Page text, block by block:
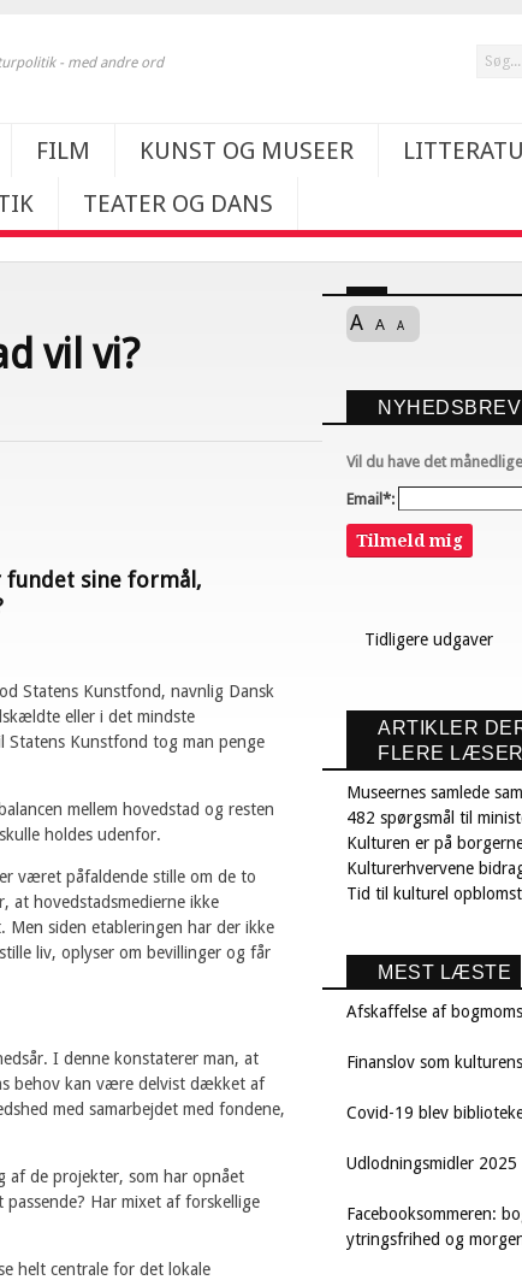
- med andre ord
FILM KUNST OG MUSEER
TEATER OG DANS
vil vi?
fundet sine formål,
Statens Kunstfond, navnlig Dansk
eller i det mindste
Kunstfond tog man penge
mellem hovedstad og resten
holdes udenfor.
været påfaldende stille om de to
at hovedstadsmedierne ikke
siden etableringen har der ikke
liv, oplyser om bevillinger og får
I denne konstaterer man, at
behov kan være delvist dækket af
med samarbejdet med fondene,
de projekter, som har opnået
Har mixet af forskellige
helt centrale for det lokale
A A A
NYHEDSBREV
Vil du have det
Email*:
Tilmeld mig
Tidligere udgaver
ARTIKLER
FLERE
Museernes samlede
482 spørgsmål til
Kulturen er på
Kulturerhvervene
Tid til kulturel
MEST LÆSTE
Afskaffelse af
Finanslov som
Covid-19 blev
Udlodningsmidler 2025
Facebooksommeren:
ytringsfrihed og